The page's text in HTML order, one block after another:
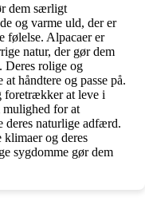
dem særligt
og varme uld, der er
følelse. Alpacaer er
natur, der gør dem
Deres rolige og
håndtere og passe på.
foretrækker at leve i
for at
deres naturlige adfærd.
klimaer og deres
sygdomme gør dem